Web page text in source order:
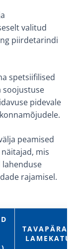
valitud
piirdetarindi
spetsiifilised
soojustuse
pidevale
peamised
mis
rajamisel.
LAMEKATUS